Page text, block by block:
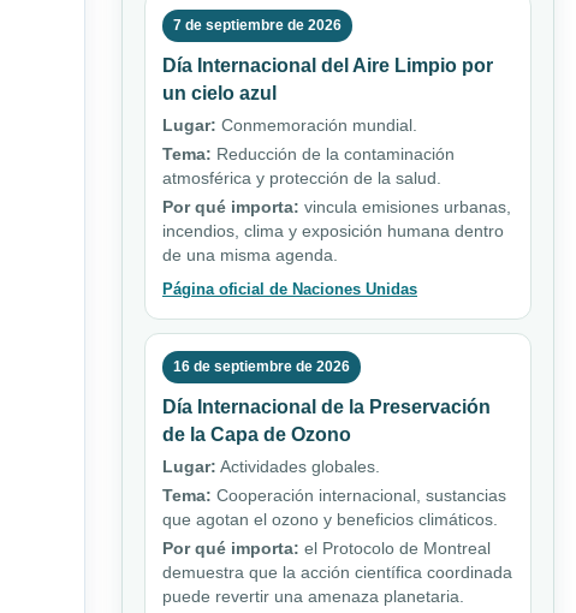
7 de septiembre de 2026
Día Internacional del Aire Limpio por
un cielo azul
Lugar: Conmemoración mundial.
Tema: Reducción de la contaminación
atmosférica y protección de la salud.
Por qué importa: vincula emisiones urbanas,
incendios, clima y exposición humana dentro
de una misma agenda.
Página oficial de Naciones Unidas
16 de septiembre de 2026
Día Internacional de la Preservación
de la Capa de Ozono
Lugar: Actividades globales.
Tema: Cooperación internacional, sustancias
que agotan el ozono y beneficios climáticos.
Por qué importa: el Protocolo de Montreal
demuestra que la acción científica coordinada
puede revertir una amenaza planetaria.